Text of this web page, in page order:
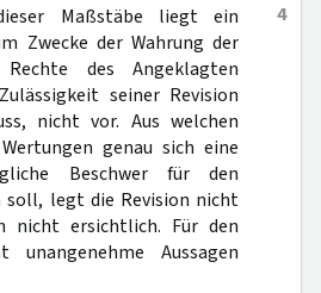
4
Maßstäbe liegt ein
Zwecke der Wahrung der
Rechte des Angeklagten
seiner Revision
nicht vor. Aus welchen
genau sich eine
Beschwer für den
soll, legt die Revision nicht
nicht ersichtlich. Für den
unangenehme Aussagen